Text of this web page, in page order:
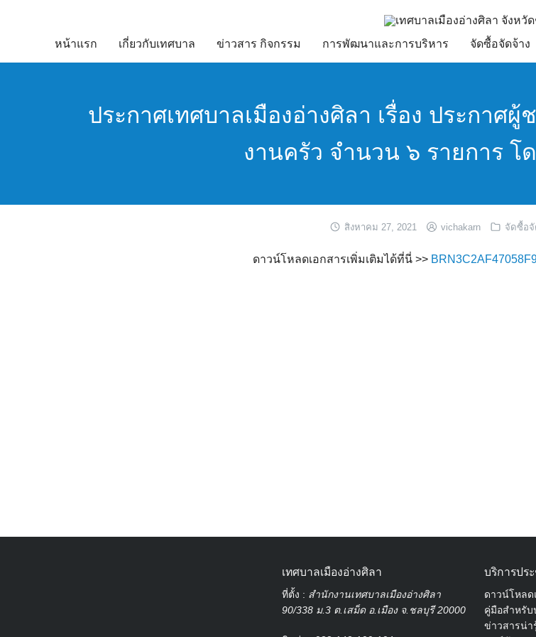
หน้าแรก เกี่ยวกับเทศบาล ข่าวสาร กิจกรรม การพัฒนาและการบริหาร จัดซื้อจัดจ้าง
ประกาศเทศบาลเมืองอ่างศิลา เรื่อง ประกาศ
งานครัว จำนวน ๖ รายการ โ
สิงหาคม 27, 2021 vichakarn จัดซื้อจั
ดาวน์โหลดเอกสารเพิ่มเติมได้ที่นี่ >>
เทศบาลเมืองอ่างศิลา
ที่ตั้ง : สำนักงานเทศบาลเมืองอ่างศิลา
90/338 ม.3 ต.เสม็ด อ.เมือง จ.ชลบุรี 20000
บริการปร
ดาวน์โหลด
คู่มือสำหรั
ข่าวสารน่า